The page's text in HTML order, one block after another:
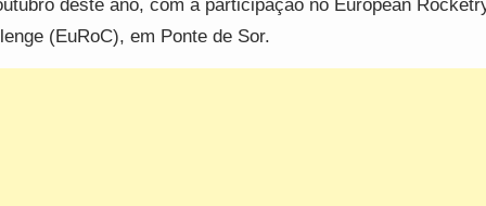
deste ano, com a participação no European
(EuRoC), em Ponte de Sor.